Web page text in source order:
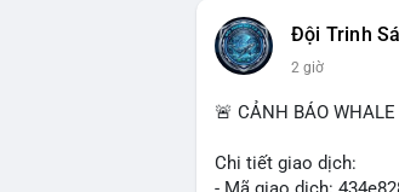
Đội Trinh
2 giờ
🚨 CẢNH BÁO
Chi tiết giao dịch: